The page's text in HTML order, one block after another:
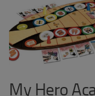
My Hero